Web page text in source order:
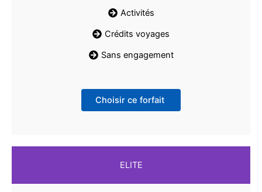
Activités
Crédits voyages
Sans engagement
Choisir ce forfait
ELITE